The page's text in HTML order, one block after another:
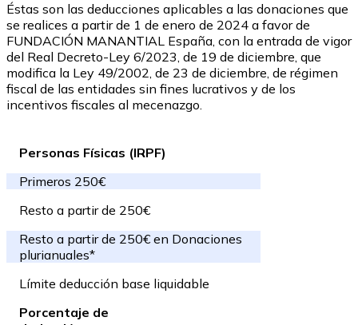
Éstas son las deducciones aplicables a las donaciones que
se realices a partir de 1 de enero de 2024 a favor de
FUNDACIÓN MANANTIAL España, con la entrada de vigor
del Real Decreto-Ley 6/2023, de 19 de diciembre, que
modifica la Ley 49/2002, de 23 de diciembre, de régimen
fiscal de las entidades sin fines lucrativos y de los
incentivos fiscales al mecenazgo.
Personas Físicas (IRPF)
Primeros 250€
Resto a partir de 250€
Resto a partir de 250€ en Donaciones
plurianuales*
Límite deducción base liquidable
Porcentaje de